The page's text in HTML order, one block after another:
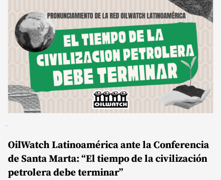
OilWatch Latinoamérica ante la Conferencia
de Santa Marta: “El tiempo de la civilización
petrolera debe terminar”